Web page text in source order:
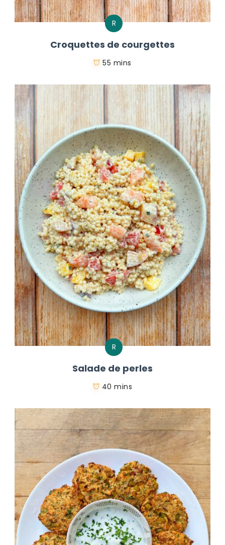
R
Croquettes de courgettes
55 mins
R
Salade de perles
40 mins